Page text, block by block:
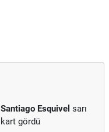
Santiago Esquivel sarı
kart gördü